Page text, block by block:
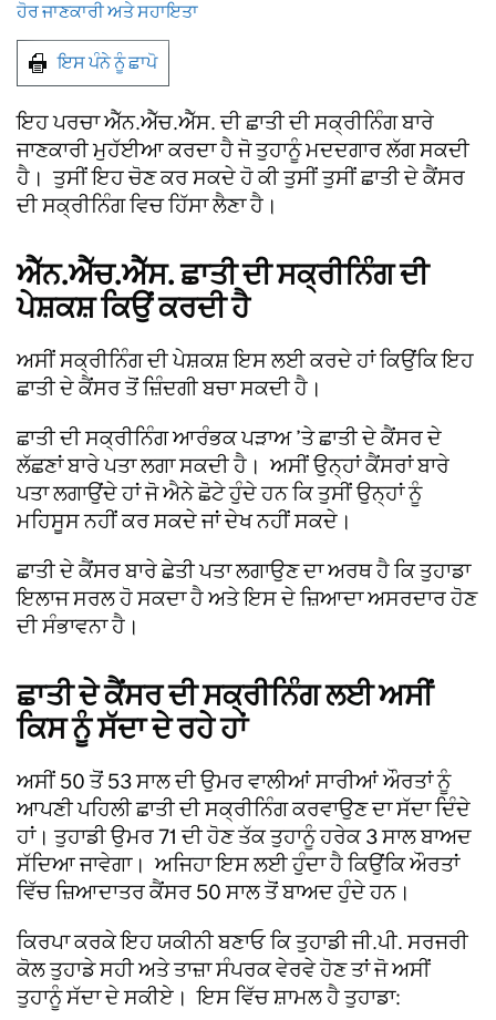
ਹੋਰ ਜਾਣਕਾਰੀ ਅਤੇ ਸਹਾਇਤਾ
ਇਸ ਪੰਨੇ ਨੂੰ ਛਾਪੋ
ਇਹ ਪਰਚਾ ਐੱਨ.ਐੱਚ.ਐੱਸ. ਦੀ ਛਾਤੀ ਦੀ ਸਕ੍ਰੀਨਿੰਗ ਬਾਰੇ
ਜਾਣਕਾਰੀ ਮੁਹੱਈਆ ਕਰਦਾ ਹੈ ਜੋ ਤੁਹਾਨੂੰ ਮਦਦਗਾਰ ਲੱਗ ਸਕਦੀ
ਹੈ। ਤੁਸੀਂ ਇਹ ਚੋਣ ਕਰ ਸਕਦੇ ਹੋ ਕੀ ਤੁਸੀਂ ਤੁਸੀਂ ਛਾਤੀ ਦੇ ਕੈਂਸਰ
ਦੀ ਸਕ੍ਰੀਨਿੰਗ ਵਿਚ ਹਿੱਸਾ ਲੈਣਾ ਹੈ।
ਐੱਨ.ਐੱਚ.ਐੱਸ. ਛਾਤੀ ਦੀ ਸਕ੍ਰੀਨਿੰਗ ਦੀ
ਪੇਸ਼ਕਸ਼ ਕਿਉਂ ਕਰਦੀ ਹੈ
ਅਸੀਂ ਸਕ੍ਰੀਨਿੰਗ ਦੀ ਪੇਸ਼ਕਸ਼ ਇਸ ਲਈ ਕਰਦੇ ਹਾਂ ਕਿਉਂਕਿ ਇਹ
ਛਾਤੀ ਦੇ ਕੈਂਸਰ ਤੋਂ ਜ਼ਿੰਦਗੀ ਬਚਾ ਸਕਦੀ ਹੈ।
ਛਾਤੀ ਦੀ ਸਕ੍ਰੀਨਿੰਗ ਆਰੰਭਕ ਪੜਾਅ ’ਤੇ ਛਾਤੀ ਦੇ ਕੈਂਸਰ ਦੇ
ਲੱਛਣਾਂ ਬਾਰੇ ਪਤਾ ਲਗਾ ਸਕਦੀ ਹੈ। ਅਸੀਂ ਉਨ੍ਹਾਂ ਕੈਂਸਰਾਂ ਬਾਰੇ
ਪਤਾ ਲਗਾਉਂਦੇ ਹਾਂ ਜੋ ਐਨੇ ਛੋਟੇ ਹੁੰਦੇ ਹਨ ਕਿ ਤੁਸੀਂ ਉਨ੍ਹਾਂ ਨੂੰ
ਮਹਿਸੂਸ ਨਹੀਂ ਕਰ ਸਕਦੇ ਜਾਂ ਦੇਖ ਨਹੀਂ ਸਕਦੇ।
ਛਾਤੀ ਦੇ ਕੈਂਸਰ ਬਾਰੇ ਛੇਤੀ ਪਤਾ ਲਗਾਉਣ ਦਾ ਅਰਥ ਹੈ ਕਿ ਤੁਹਾਡਾ
ਇਲਾਜ ਸਰਲ ਹੋ ਸਕਦਾ ਹੈ ਅਤੇ ਇਸ ਦੇ ਜ਼ਿਆਦਾ ਅਸਰਦਾਰ ਹੋਣ
ਦੀ ਸੰਭਾਵਨਾ ਹੈ।
ਛਾਤੀ ਦੇ ਕੈਂਸਰ ਦੀ ਸਕ੍ਰੀਨਿੰਗ ਲਈ ਅਸੀਂ
ਕਿਸ ਨੂੰ ਸੱਦਾ ਦੇ ਰਹੇ ਹਾਂ
ਅਸੀਂ 50 ਤੋਂ 53 ਸਾਲ ਦੀ ਉਮਰ ਵਾਲੀਆਂ ਸਾਰੀਆਂ ਔਰਤਾਂ ਨੂੰ
ਆਪਣੀ ਪਹਿਲੀ ਛਾਤੀ ਦੀ ਸਕ੍ਰੀਨਿੰਗ ਕਰਵਾਉਣ ਦਾ ਸੱਦਾ ਦਿੰਦੇ
ਹਾਂ। ਤੁਹਾਡੀ ਉਮਰ 71 ਦੀ ਹੋਣ ਤੱਕ ਤੁਹਾਨੂੰ ਹਰੇਕ 3 ਸਾਲ ਬਾਅਦ
ਸੱਦਿਆ ਜਾਵੇਗਾ। ਅਜਿਹਾ ਇਸ ਲਈ ਹੁੰਦਾ ਹੈ ਕਿਉਂਕਿ ਔਰਤਾਂ
ਵਿੱਚ ਜ਼ਿਆਦਾਤਰ ਕੈਂਸਰ 50 ਸਾਲ ਤੋਂ ਬਾਅਦ ਹੁੰਦੇ ਹਨ।
ਕਿਰਪਾ ਕਰਕੇ ਇਹ ਯਕੀਨੀ ਬਣਾਓ ਕਿ ਤੁਹਾਡੀ ਜੀ.ਪੀ. ਸਰਜਰੀ
ਕੋਲ ਤੁਹਾਡੇ ਸਹੀ ਅਤੇ ਤਾਜ਼ਾ ਸੰਪਰਕ ਵੇਰਵੇ ਹੋਣ ਤਾਂ ਜੋ ਅਸੀਂ
ਤੁਹਾਨੂੰ ਸੱਦਾ ਦੇ ਸਕੀਏ। ਇਸ ਵਿੱਚ ਸ਼ਾਮਲ ਹੈ ਤੁਹਾਡਾ: